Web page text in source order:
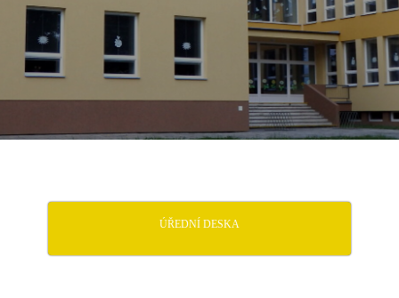
ÚŘEDNÍ DESKA